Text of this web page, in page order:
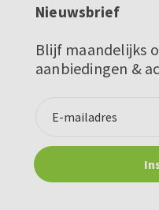
Nieuwsbrief
Blijf maandelijks
aanbiedingen &